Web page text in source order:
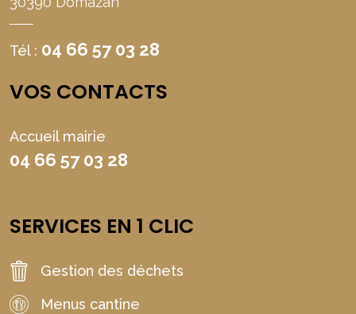
Tél : 04 66 57 03 28
VOS CONTACTS
Accueil mairie
04 66 57 03 28
SERVICES EN 1 CLIC
Gestion des déchets
Menus cantine